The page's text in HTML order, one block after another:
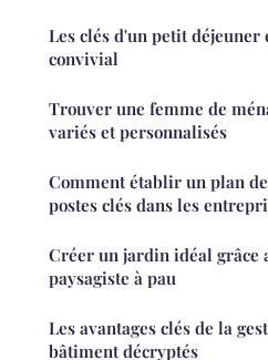
Les clés d'un petit
convivial
Trouver une femme de
variés et personnalisés
Comment établir un plan
postes clés dans les
Créer un jardin idéal grâce
paysagiste à pau
Les avantages clés de la
bâtiment décryptés